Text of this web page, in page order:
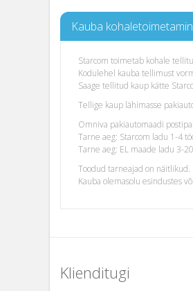
Kauba
Starcom toimetab kohale
Kodulehel kauba tellimust
Saage tellitud kaup kätte
Tellige kaup lähimasse
Omniva pakiautomaadi
Tarne aeg: Starcom ladu 1-4
Tarne aeg: EL maade ladu 3-
Toodud tarneajad on näitlikud.
Kauba olemasolu esindustes
Klienditugi